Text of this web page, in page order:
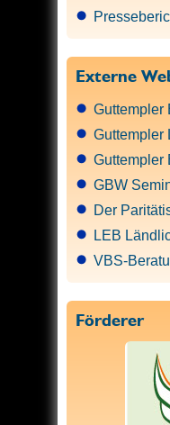
Externe
Guttempler
Guttempler
Guttempler
GBW
Der
LEB
VBS-
Förderer